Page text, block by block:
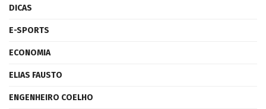
DICAS
E-SPORTS
ECONOMIA
ELIAS FAUSTO
ENGENHEIRO COELHO